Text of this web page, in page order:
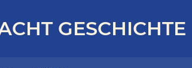
GESCHICHTE